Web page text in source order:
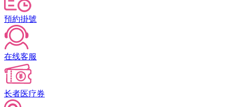
預約掛號
在线客服
长者医疗券